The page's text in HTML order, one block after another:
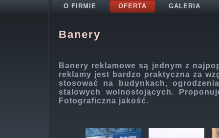
O FIRMIE OFERTA GALERIA
Banery
Banery reklamowe są jednym z
reklamy jest bardzo praktyczna za
stosować na budynkach,
stalowych wolnostojących.
Fotograficzna jakość.